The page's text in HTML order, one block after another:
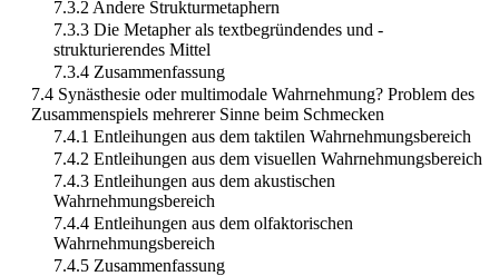
7.3.2 Andere Strukturmetaphern
7.3.3 Die Metapher als textbegründendes und -
strukturierendes Mittel
7.3.4 Zusammenfassung
7.4 Synästhesie oder multimodale Wahrnehmung? Problem des
Zusammenspiels mehrerer Sinne beim Schmecken
7.4.1 Entleihungen aus dem taktilen Wahrnehmungsbereich
7.4.2 Entleihungen aus dem visuellen Wahrnehmungsbereich
7.4.3 Entleihungen aus dem akustischen
Wahrnehmungsbereich
7.4.4 Entleihungen aus dem olfaktorischen
Wahrnehmungsbereich
7.4.5 Zusammenfassung